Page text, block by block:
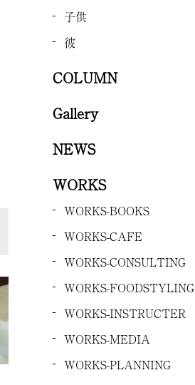
子供
彼
COLUMN
Gallery
NEWS
WORKS
WORKS-BOOKS
WORKS-CAFE
WORKS-CONSULTING
WORKS-FOODSTYLING
WORKS-INSTRUCTER
WORKS-MEDIA
WORKS-PLANNING